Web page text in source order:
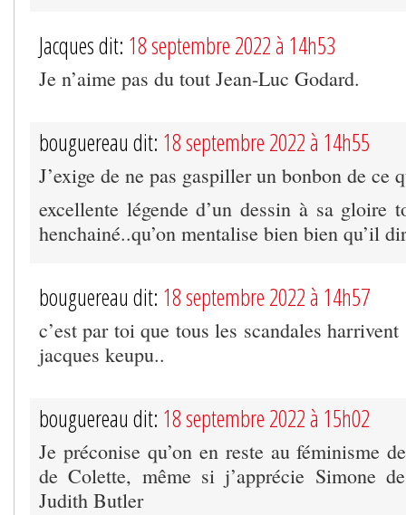
Jacques dit: 18 septembre 2022 à 14h53
Je n’aime pas du tout Jean-Luc Godard.
bouguereau dit: 18 septembre 2022 à 14h55
J’exige de ne pas gaspiller un bonbon de ce
excellente légende d’un dessin à sa gloire
henchainé..qu’on mentalise bien bien qu’il
bouguereau dit: 18 septembre 2022 à 14h57
c’est par toi que tous les scandales harrivent
jacques keupu..
bouguereau dit: 18 septembre 2022 à 15h02
Je préconise qu’on en reste au féminisme
de Colette, même si j’apprécie Simone
Judith Butler